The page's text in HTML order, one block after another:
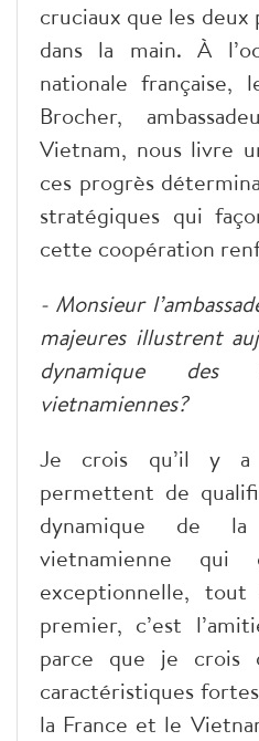
cruciaux que les
dans la main. À
nationale
Brocher,
Vietnam, nous livre
ces progrès
stratégiques qui
cette coopération
- Monsieur
majeures illustrent
dynamique des
vietnamiennes?
Je crois qu’il y
permettent de
dynamique de
vietnamienne
exceptionnelle,
premier, c’est
parce que je crois
caractéristiques
la France et le